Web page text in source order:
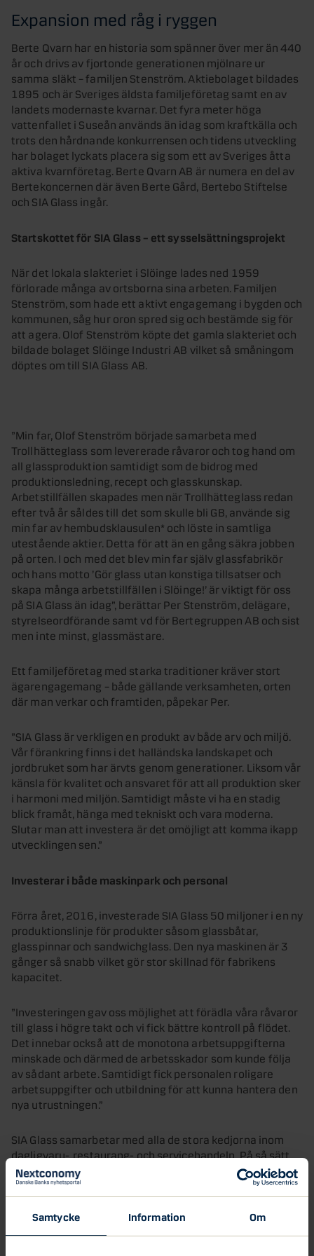
Samtycke Information Om
Expansion med råg i ryggen
Berte Qvarn har en historia som spänner över mer än 440
år och drivs av fjortonde generationen mjölnare ur
samma släkt – familjen Stenström. Aktiebolaget bildades
1895 och är Sveriges äldsta familjeföretag samt en av
landets modernaste kvarnar. Det fyra meter höga
vattenfallet i Suseån används än idag som kraftkälla och
trots den hårdnande konkurrensen och tidens utveckling
har bolaget lyckats placera sig som ett av Sveriges åtta
aktiva kvarnföretag. Berte Qvarn AB är numera en del av
Bertekoncernen där även Berte Gård, Bertebo Stiftelse
och SIA Glass ingår.
Startskottet för SIA Glass – ett sysselsättningsprojekt
När det lokala slakteriet i Slöinge lades ned 1959
förlorade många av ortsborna sina arbeten. Familjen
Stenström, som hade ett aktivt engagemang i bygden och
kommunen, såg hur oron spred sig och bestämde sig för
att agera. Olof Stenström köpte det gamla slakteriet och
bildade bolaget Slöinge Industri AB vilket så småningom
döptes om till SIA Glass AB.
”Min far, Olof Stenström började samarbeta med
Trollhätteglass som levererade råvaror och tog hand om
all glassproduktion samtidigt som de bidrog med
produktionsledning, recept och glasskunskap.
Arbetstillfällen skapades men när Trollhätteglass redan
efter två år såldes till det som skulle bli GB, använde sig
min far av hembudsklausulen* och löste in samtliga
utestående aktier. Detta för att än en gång säkra jobben
på orten. I och med det blev min far själv glassfabrikör
och hans motto ’Gör glass utan konstiga tillsatser och
skapa många arbetstillfällen i Slöinge!’ är viktigt för oss
på SIA Glass än idag”, berättar Per Stenström, delägare,
styrelseordförande samt vd för Bertegruppen AB och sist
men inte minst, glassmästare.
Ett familjeföretag med starka traditioner kräver stort
ägarengagemang – både gällande verksamheten, orten
där man verkar och framtiden, påpekar Per.
”SIA Glass är verkligen en produkt av både arv och miljö.
Vår förankring finns i det halländska landskapet och
jordbruket som har ärvts genom generationer. Liksom vår
känsla för kvalitet och ansvaret för att all produktion sker
i harmoni med miljön. Samtidigt måste vi ha en stadig
blick framåt, hänga med tekniskt och vara moderna.
Slutar man att investera är det omöjligt att komma ikapp
utvecklingen sen.”
Investerar i både maskinpark och personal
Förra året, 2016, investerade SIA Glass 50 miljoner i en ny
produktionslinje för produkter såsom glassbåtar,
glasspinnar och sandwichglass. Den nya maskinen är 3
gånger så snabb vilket gör stor skillnad för fabrikens
kapacitet.
”Investeringen gav oss möjlighet att förädla våra råvaror
till glass i högre takt och vi fick bättre kontroll på flödet.
Det innebar också att de monotona arbetsuppgifterna
minskade och därmed de arbetsskador som kunde följa
av sådant arbete. Samtidigt fick personalen roligare
arbetsuppgifter och utbildning för att kunna hantera den
nya utrustningen.”
SIA Glass samarbetar med alla de stora kedjorna inom
daglig­varu-, restaurang- och servicehandeln. På så sätt
får man hjälp med försäljning och distribution av
produkter även om företaget också har sin egen kår av
säljare över hela landet. Hur personalen trivs på
arbetsplatsen och i sin yrkesroll är en hjärtefråga för Per.